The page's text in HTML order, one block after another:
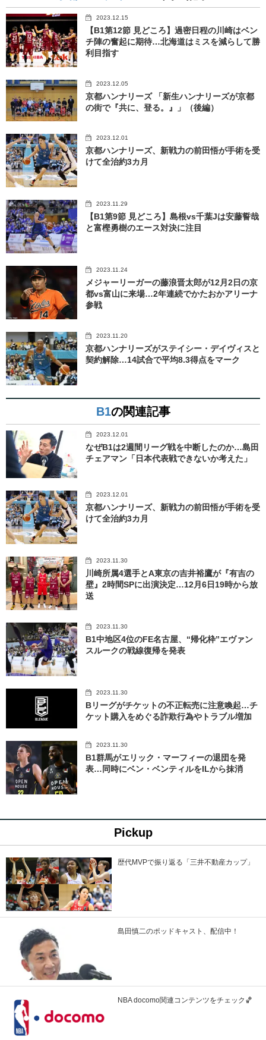
2023.12.15
【B1第12節 見どころ】過密日程の川崎はベン
チ陣の奮起に期待…北海道はミスを減らして勝
利目指す
2023.12.05
京都ハンナリーズ 「新生ハンナリーズが京都
の街で『共に、登る。』」（後編）
2023.12.01
京都ハンナリーズ、新戦力の前田悟が手術を受
けて全治約3カ月
2023.11.29
【B1第9節 見どころ】島根vs千葉Jは安藤誓哉
と富樫勇樹のエース対決に注目
2023.11.24
メジャーリーガーの藤浪晋太郎が12月2日の京
都vs富山に来場…2年連続でかたおかアリーナ
参戦
2023.11.20
京都ハンナリーズがステイシー・デイヴィスと
契約解除…14試合で平均8.3得点をマーク
B1の関連記事
2023.12.01
なぜB1は2週間リーグ戦を中断したのか…島田
チェアマン「日本代表戦できないか考えた」
2023.12.01
京都ハンナリーズ、新戦力の前田悟が手術を受
けて全治約3カ月
2023.11.30
川崎所属4選手とA東京の吉井裕鷹が『有吉の
壁』2時間SPに出演決定…12月6日19時から放
送
2023.11.30
B1中地区4位のFE名古屋、“帰化枠”エヴァン
スルークの戦線復帰を発表
2023.11.30
Bリーグがチケットの不正転売に注意喚起…チ
ケット購入をめぐる詐欺行為やトラブル増加
2023.11.30
B1群馬がエリック・マーフィーの退団を発
表…同時にベン・ベンティルをILから抹消
Pickup
歴代MVPで振り返る「三井不動産カップ」
島田慎二のポッドキャスト、配信中！
NBA docomo関連コンテンツをチェック🏀